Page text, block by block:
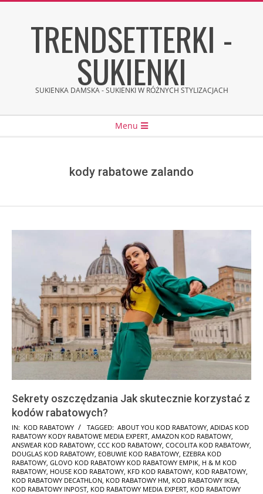
TRENDSETTERKI -
SUKIENKI
SUKIENKA DAMSKA - SUKIENKI W RÓŻNYCH STYLIZACJACH
Menu
kody rabatowe zalando
Sekrety oszczędzania Jak skutecznie korzystać z
kodów rabatowych?
2025-
01-
24
IN: KOD RABATOWY TAGGED: ABOUT YOU KOD RABATOWY, ADIDAS KOD
RABATOWY KODY RABATOWE MEDIA EXPERT, AMAZON KOD RABATOWY,
ANSWEAR KOD RABATOWY, CCC KOD RABATOWY, COCOLITA KOD RABATOWY,
DOUGLAS KOD RABATOWY, EOBUWIE KOD RABATOWY, EZEBRA KOD
RABATOWY, GLOVO KOD RABATOWY KOD RABATOWY EMPIK, H & M KOD
RABATOWY, HOUSE KOD RABATOWY, KFD KOD RABATOWY, KOD RABATOWY,
KOD RABATOWY DECATHLON, KOD RABATOWY HM, KOD RABATOWY IKEA,
KOD RABATOWY INPOST, KOD RABATOWY MEDIA EXPERT, KOD RABATOWY